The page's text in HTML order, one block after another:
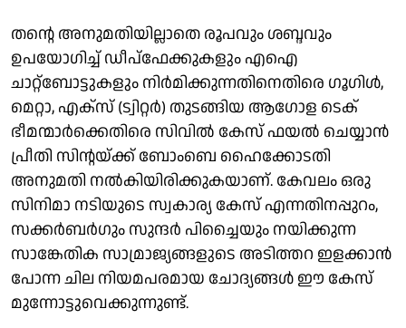
തന്റെ അനുമതിയില്ലാതെ രൂപവും ശബ്ദവും
ഉപയോഗിച്ച് ഡീപ്‌ഫേക്കുകളും എഐ
ചാറ്റ്ബോട്ടുകളും നിര്‍മിക്കുന്നതിനെതിരെ ഗൂഗിള്‍,
മെറ്റാ, എക്‌സ് (ട്വിറ്റര്‍) തുടങ്ങിയ ആഗോള ടെക്
ഭീമന്മാര്‍ക്കെതിരെ സിവില്‍ കേസ് ഫയല്‍ ചെയ്യാന്‍
പ്രീതി സിന്റയ്ക്ക് ബോംബെ ഹൈക്കോടതി
അനുമതി നൽകിയിരിക്കുകയാണ്. കേവലം ഒരു
സിനിമാ നടിയുടെ സ്വകാര്യ കേസ് എന്നതിനപ്പുറം,
സക്കര്‍ബര്‍ഗും സുന്ദര്‍ പിച്ചൈയും നയിക്കുന്ന
സാങ്കേതിക സാമ്രാജ്യങ്ങളുടെ അടിത്തറ ഇളക്കാന്‍
പോന്ന ചില നിയമപരമായ ചോദ്യങ്ങള്‍ ഈ കേസ്
മുന്നോട്ടുവെക്കുന്നുണ്ട്.